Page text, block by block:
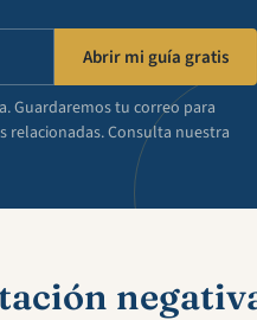
Abrir mi guía gratis
Guardaremos tu correo para
relacionadas. Consulta nuestra